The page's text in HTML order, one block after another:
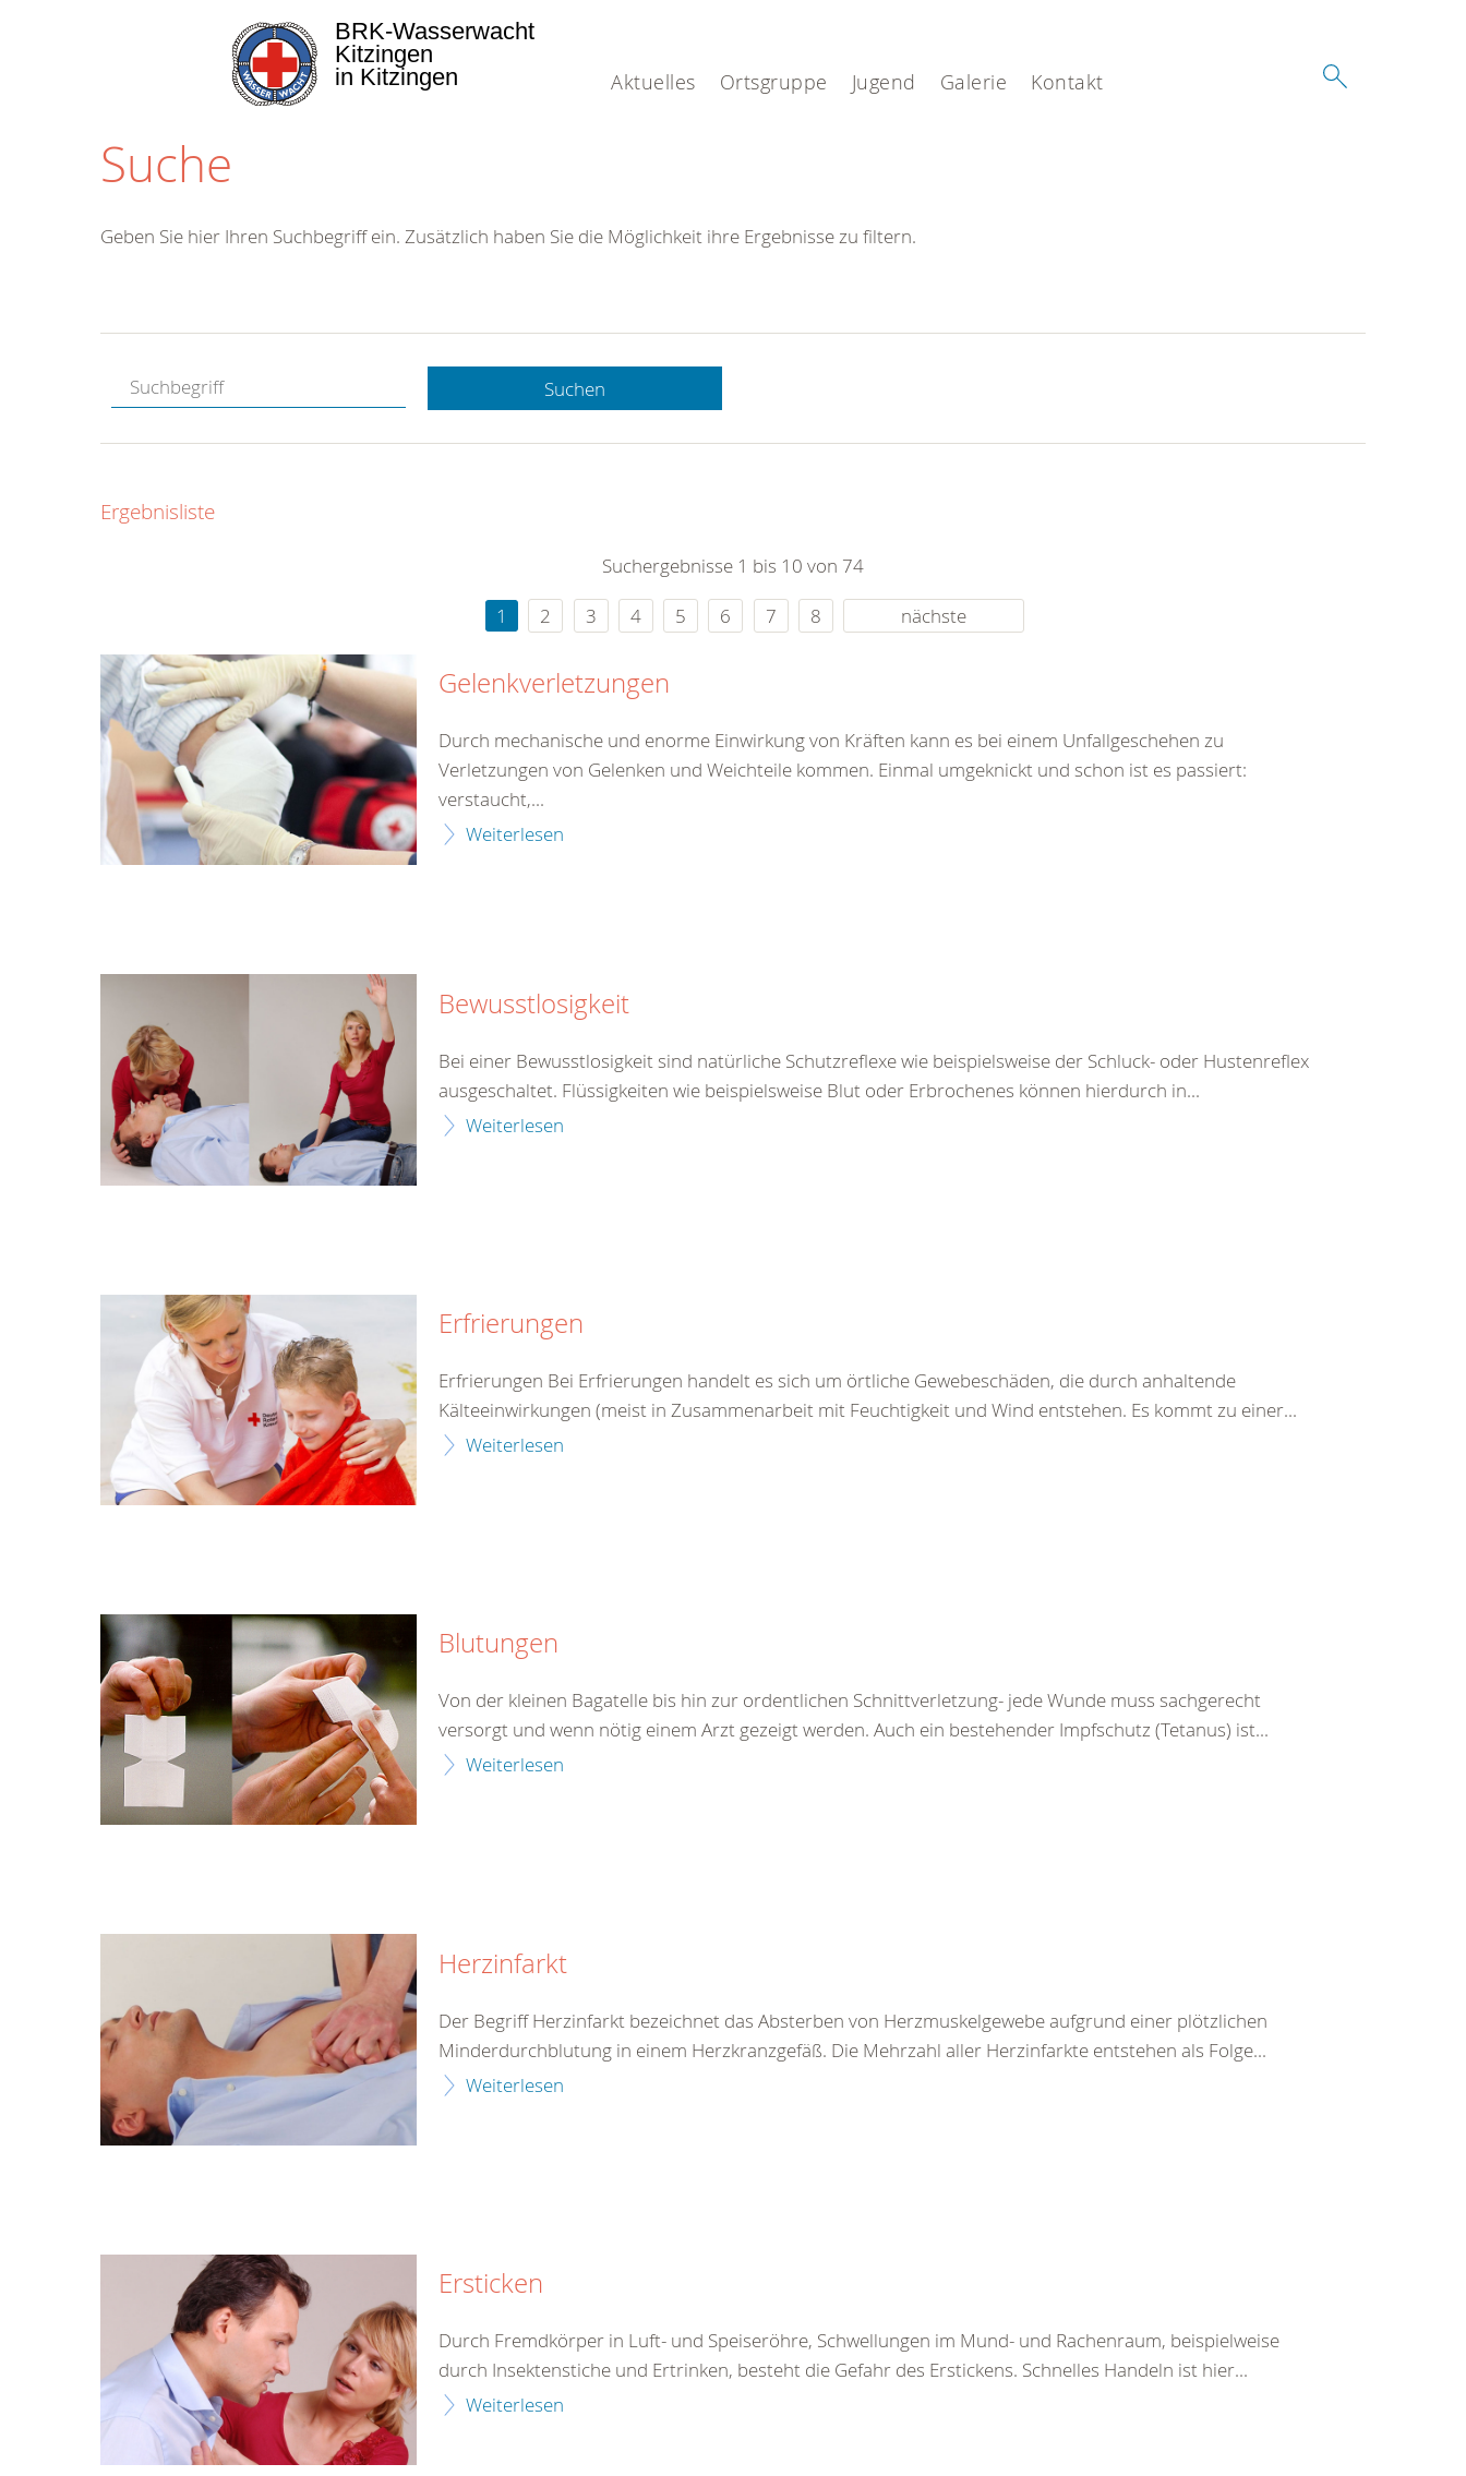
Aktuelles Ortsgruppe Jugend Galerie Kontakt
BRK-Wasserwacht
Kitzingen
in Kitzingen
Suche
Hotline.
gerne.
rund um die Uhr
Geben Sie hier Ihren Suchbegriff ein. Zusätzlich haben Sie die Möglichkeit ihre Ergebnisse zu filtern.
Suchen
Ergebnisliste
Suchergebnisse 1 bis 10 von 74
1
2 3 4 5 6 7 8 nächste
Gelenkverletzungen
Durch mechanische und enorme Einwirkung von Kräften kann es bei einem Unfallgeschehen zu
Verletzungen von Gelenken und Weichteile kommen. Einmal umgeknickt und schon ist es passiert:
verstaucht,...
Weiterlesen
Bewusstlosigkeit
Bei einer Bewusstlosigkeit sind natürliche Schutzreflexe wie beispielsweise der Schluck- oder Hustenreflex
ausgeschaltet. Flüssigkeiten wie beispielsweise Blut oder Erbrochenes können hierdurch in...
Weiterlesen
Erfrierungen
Erfrierungen Bei Erfrierungen handelt es sich um örtliche Gewebeschäden, die durch anhaltende
Kälteeinwirkungen (meist in Zusammenarbeit mit Feuchtigkeit und Wind entstehen. Es kommt zu einer...
Weiterlesen
Blutungen
Von der kleinen Bagatelle bis hin zur ordentlichen Schnittverletzung- jede Wunde muss sachgerecht
versorgt und wenn nötig einem Arzt gezeigt werden. Auch ein bestehender Impfschutz (Tetanus) ist...
Weiterlesen
Herzinfarkt
Der Begriff Herzinfarkt bezeichnet das Absterben von Herzmuskelgewebe aufgrund einer plötzlichen
Minderdurchblutung in einem Herzkranzgefäß. Die Mehrzahl aller Herzinfarkte entstehen als Folge...
Weiterlesen
Ersticken
Durch Fremdkörper in Luft- und Speiseröhre, Schwellungen im Mund- und Rachenraum, beispielweise
durch Insektenstiche und Ertrinken, besteht die Gefahr des Erstickens. Schnelles Handeln ist hier...
Weiterlesen